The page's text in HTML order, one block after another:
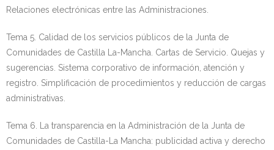
Relaciones electrónicas entre las Administraciones.
Tema 5. Calidad de los servicios públicos de la Junta de
Comunidades de Castilla La-Mancha. Cartas de Servicio. Quejas y
sugerencias. Sistema corporativo de información, atención y
registro. Simplificación de procedimientos y reducción de cargas
administrativas.
Tema 6. La transparencia en la Administración de la Junta de
Comunidades de Castilla-La Mancha: publicidad activa y derecho